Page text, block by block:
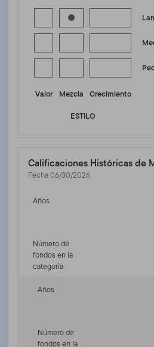
Valor Mezcla
Crecimiento
ESTILO
Calificaciones Históricas de
Fecha 06/30/2026
Años
Número de
fondos en la
categoría
Años
Número de
fondos en la